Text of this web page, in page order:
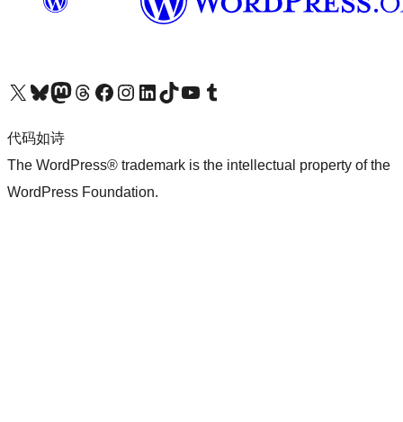
关注我们的 X（原 Twitter）账号访问我们的 Bluesky 账号关注我们的 Mastodon 账号访问我们的 Threads 账号 访问我们的 Facebook 公共主页关注我们的 Instagram 账号 关注我们的 LinkedIn 主页访问我们的 TikTok 账号访问我们的 YouTube 频道 访问我们的 Tumblr 账号
代码如诗
The WordPress® trademark is the intellectual property of the
WordPress Foundation.